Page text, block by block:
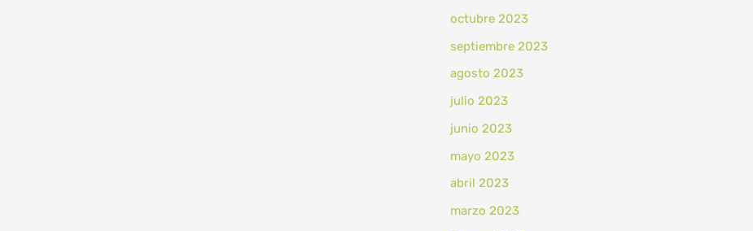
octubre 2023
septiembre 2023
agosto 2023
julio 2023
junio 2023
mayo 2023
abril 2023
marzo 2023